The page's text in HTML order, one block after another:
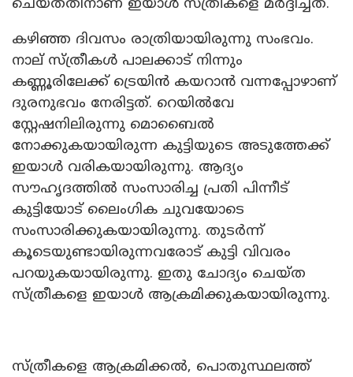
ചെയ്തതിനാണ് ഇയാൾ സ്ത്രീകളെ മർദ്ദിച്ചത്.
കഴിഞ്ഞ ദിവസം രാത്രിയായിരുന്നു സംഭവം.
നാല് സ്ത്രീകൾ പാലക്കാട് നിന്നും
കണ്ണൂരിലേക്ക് ട്രെയിൻ കയറാൻ വന്നപ്പോഴാണ്
ദുരനുഭവം നേരിട്ടത്. റെയിൽവേ
സ്റ്റേഷനിലിരുന്നു മൊബൈൽ
നോക്കുകയായിരുന്ന കുട്ടിയുടെ അടുത്തേക്ക്
ഇയാൾ വരികയായിരുന്നു. ആദ്യം
സൗഹൃദത്തിൽ സംസാരിച്ച പ്രതി പിന്നീട്
കുട്ടിയോട് ലൈംഗിക ചുവയോടെ
സംസാരിക്കുകയായിരുന്നു. തുടർന്ന്
കൂടെയുണ്ടായിരുന്നവരോട് കുട്ടി വിവരം
പറയുകയായിരുന്നു. ഇതു ചോദ്യം ചെയ്ത
സ്ത്രീകളെ ഇയാൾ ആക്രമിക്കുകയായിരുന്നു.
സ്ത്രീകളെ ആക്രമിക്കൽ, പൊതുസ്ഥലത്ത്